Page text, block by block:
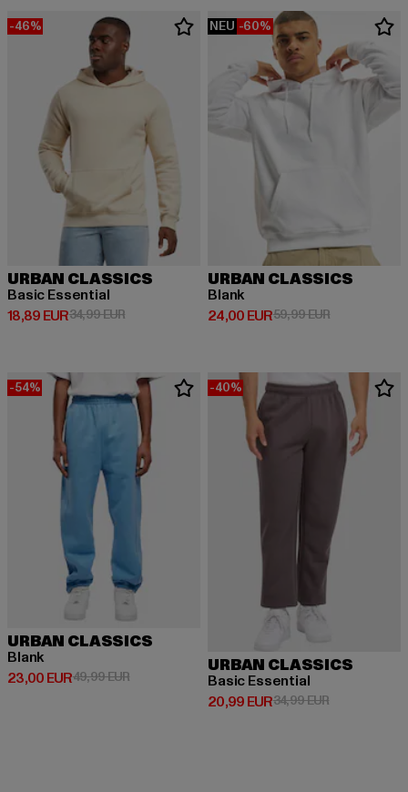
-46%
URBAN CLASSICS
Basic Essential
18,89 EUR
Derzeitiger Preis: 18,89 EUR
34,99 EURAktionspreis: 34,99 EUR
NEU -60%
URBAN CLASSICS
Blank
24,00 EUR
Derzeitiger Preis: 24,00 EUR
59,99 EURAktionspreis:
-54%
URBAN CLASSICS
Blank
23,00 EUR
Derzeitiger Preis: 23,00 EUR
49,99 EURAktionspreis: 49,99 EUR
-40%
URBAN CLASSICS
Basic Essential
20,99 EUR
Derzeitiger Preis: 20,99 EUR
34,99 EURAktionspreis: